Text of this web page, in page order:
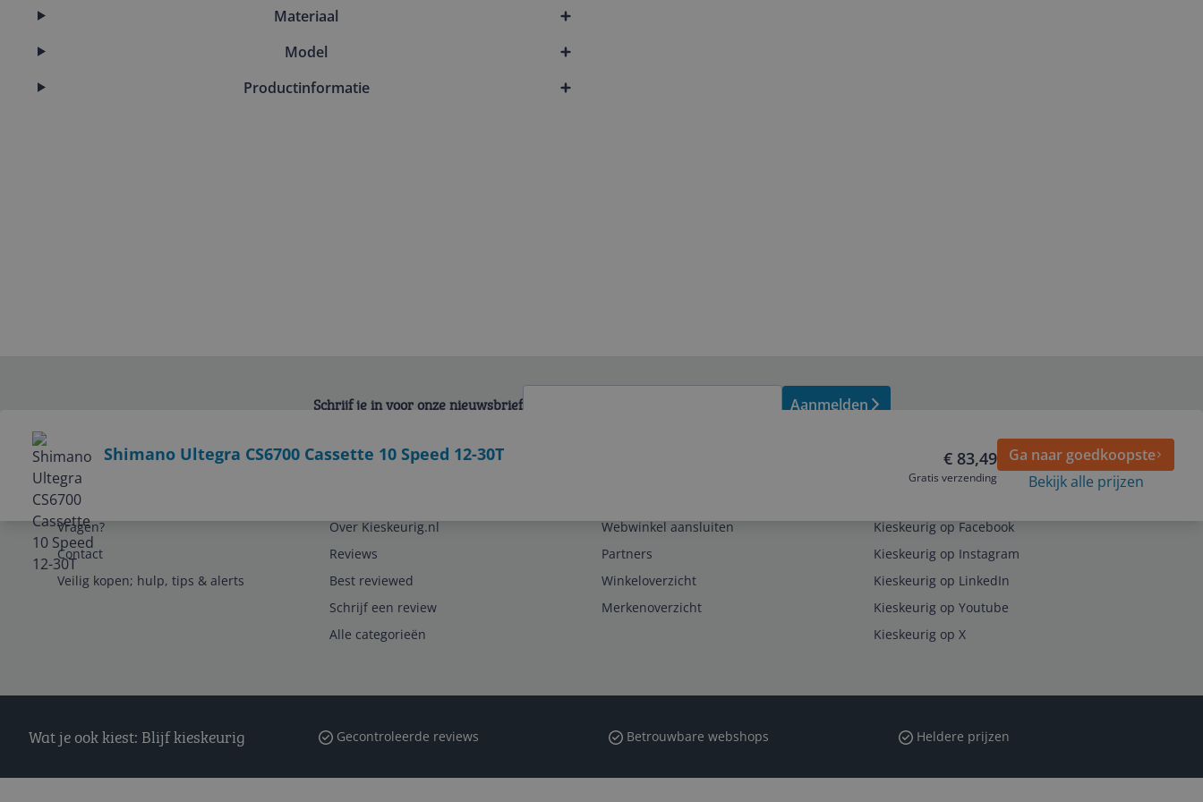
Materiaal
Model
Productinformatie
Shimano Ultegra CS6700 Cassette 10 Speed 12-30T € 83,49
Gratis verzending
Ga naar goedkoopste
Bekijk alle prijzen
Schrijf je in voor onze nieuwsbrief Aanmelden
Service
Vragen?
Contact
Veilig kopen; hulp, tips & alerts
Over Kieskeurig.nl
Reviews
Best reviewed
Schrijf een review
Alle categorieën
Webwinkel aansluiten
Partners
Winkeloverzicht
Merkenoverzicht
Kieskeurig op Facebook
Kieskeurig op Instagram
Kieskeurig op LinkedIn
Kieskeurig op Youtube
Kieskeurig op X
Wat je ook kiest: Blijf kieskeurig Gecontroleerde reviews Betrouwbare webshops Heldere prijzen